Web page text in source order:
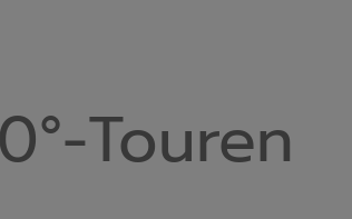
Touren